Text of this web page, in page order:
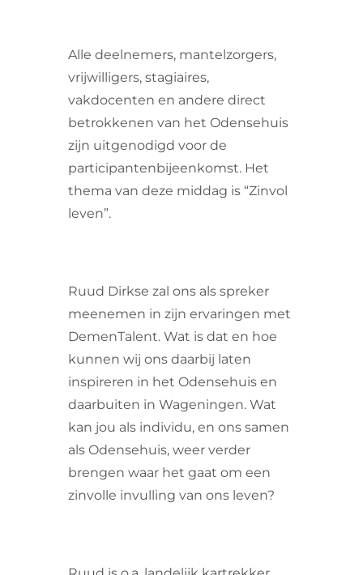
Alle deelnemers, mantelzorgers,
vrijwilligers, stagiaires,
vakdocenten en andere direct
betrokkenen van het Odensehuis
zijn uitgenodigd voor de
participantenbijeenkomst. Het
thema van deze middag is “Zinvol
leven”.
Ruud Dirkse zal ons als spreker
meenemen in zijn ervaringen met
DemenTalent. Wat is dat en hoe
kunnen wij ons daarbij laten
inspireren in het Odensehuis en
daarbuiten in Wageningen. Wat
kan jou als individu, en ons samen
als Odensehuis, weer verder
brengen waar het gaat om een
zinvolle invulling van ons leven?